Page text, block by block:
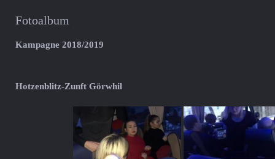
Fotoalbum
Kampagne 2018/2019
Hotzenblitz-Zunft Görwhil